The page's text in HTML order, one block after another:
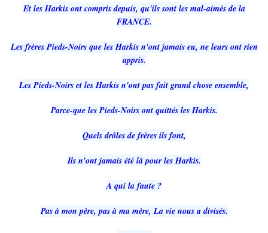
Et les Harkis ont compris depuis, qu'ils sont les mal-aimés de la
FRANCE.
Les frères Pieds-Noirs que les Harkis n'ont jamais eu, ne leurs ont rien
appris.
Les Pieds-Noirs et les Harkis n'ont pas fait grand chose ensemble,
Parce-que les Pieds-Noirs ont quittés les Harkis.
Quels drôles de frères ils font,
Ils n'ont jamais été là pour les Harkis.
A qui la faute ?
Pas à mon père, pas à ma mère, La vie nous a divisés.